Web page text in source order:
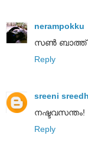
nerampokku
സണ്‍ ബാത്ത്
Reply
sreeni
നഷ്ടവസന്തം!
Reply